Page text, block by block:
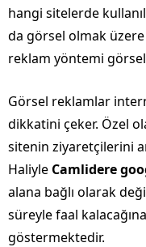
hangi sitelerde
da görsel olmak üzere
reklam yöntemi
Görsel reklamlar
dikkatini çeker. Özel
sitenin ziyaretçilerini
Haliyle Camlidere
alana bağlı olarak
süreyle faal
göstermektedir.